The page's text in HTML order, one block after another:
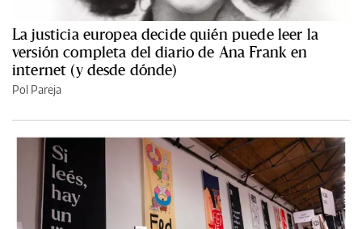
La justicia europea decide quién puede leer la
versión completa del diario de Ana Frank en
internet (y desde dónde)
Pol Pareja